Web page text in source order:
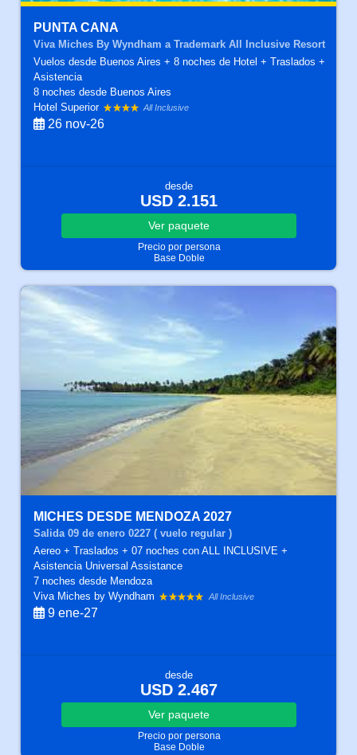
PUNTA CANA
Viva Miches By Wyndham a Trademark All Inclusive Resort
Vuelos desde Buenos Aires + 8 noches de Hotel + Traslados +
Asistencia
8 nochesdesde Buenos Aires
Hotel Superior
All Inclusive
26 nov-26
desde
USD 2.151
Ver paquete
Precio por persona
Base Doble
MICHES DESDE MENDOZA 2027
Salida 09 de enero 0227 ( vuelo regular )
Aereo + Traslados + 07 noches con ALL INCLUSIVE +
Asistencia Universal Assistance
7 nochesdesde Mendoza
Viva Miches by Wyndham
All Inclusive
9 ene-27
desde
USD 2.467
Ver paquete
Precio por persona
Base Doble